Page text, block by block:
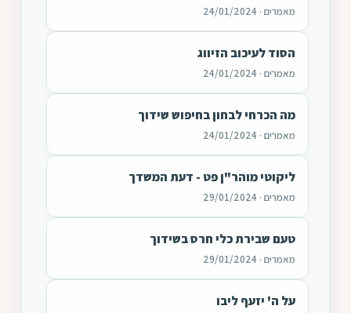
מאמרים · 24/01/2024
הסוד לעיכוב הזיווג
מאמרים · 24/01/2024
מה הכרחי לבחון בחיפוש שידוך
מאמרים · 24/01/2024
ליקוטי מוהר"ן פט - דעת המשדך
מאמרים · 29/01/2024
טעם שבירת כלי חרס בשידוך
מאמרים · 29/01/2024
על ה' יזעף ליבו